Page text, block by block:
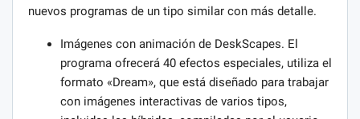
nuevos programas de un tipo similar con más detalle.
Imágenes con animación de DeskScapes. El
programa ofrecerá 40 efectos especiales, utiliza el
formato «Dream», que está diseñado para trabajar
con imágenes interactivas de varios tipos,